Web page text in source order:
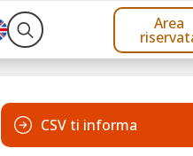
Search
Area
CSV ti informa